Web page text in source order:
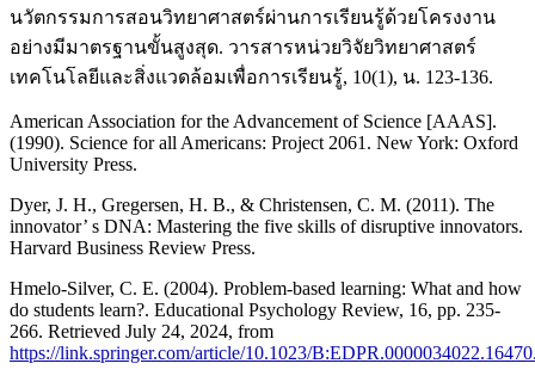
นวัตกรรมการสอนวิทยาศาสตร์ผ่านการเรียนรู้ด้วยโครงงาน
อย่างมีมาตรฐานขั้นสูงสุด. วารสารหน่วยวิจัยวิทยาศาสตร์
เทคโนโลยีและสิ่งแวดล้อมเพื่อการเรียนรู้, 10(1), น. 123-136.
American Association for the Advancement of Science [AAAS].
(1990). Science for all Americans: Project 2061. New York: Oxford
University Press.
Dyer, J. H., Gregersen, H. B., & Christensen, C. M. (2011). The
innovator’ s DNA: Mastering the five skills of disruptive innovators.
Harvard Business Review Press.
Hmelo-Silver, C. E. (2004). Problem-based learning: What and how
do students learn?. Educational Psychology Review, 16, pp. 235-
266. Retrieved July 24, 2024, from
https://link.springer.com/article/10.1023/